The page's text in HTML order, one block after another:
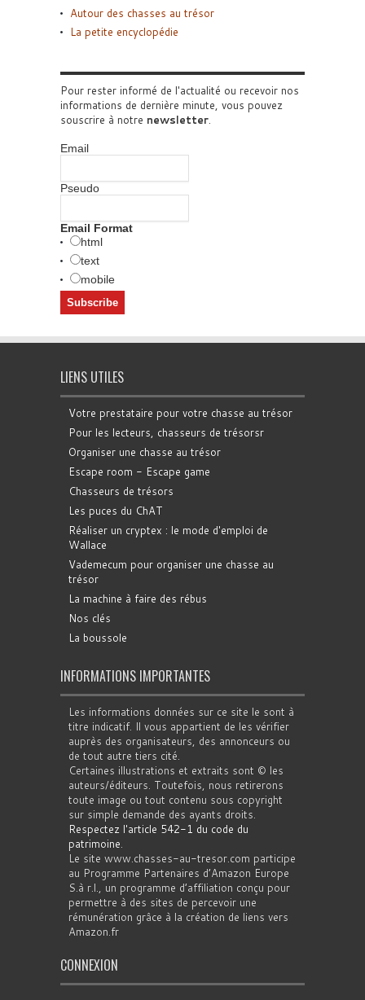
Autour des chasses au trésor
La petite encyclopédie
Pour rester informé de l'actualité ou recevoir nos
informations de dernière minute, vous pouvez
souscrire à notre newsletter.
Email
Pseudo
Email Format
html
text
mobile
LIENS UTILES
Votre prestataire pour votre chasse au trésor
Pour les lecteurs, chasseurs de trésorsr
Organiser une chasse au trésor
Escape room - Escape game
Chasseurs de trésors
Les puces du ChAT
Réaliser un cryptex : le mode d'emploi de
Wallace
Vademecum pour organiser une chasse au
trésor
La machine à faire des rébus
Nos clés
La boussole
INFORMATIONS IMPORTANTES
Les informations données sur ce site le sont à
titre indicatif. Il vous appartient de les vérifier
auprès des organisateurs, des annonceurs ou
de tout autre tiers cité.
Certaines illustrations et extraits sont © les
auteurs/éditeurs. Toutefois, nous retirerons
toute image ou tout contenu sous copyright
sur simple demande des ayants droits.
Respectez l'article 542-1 du code du
patrimoine.
Le site www.chasses-au-tresor.com participe
au Programme Partenaires d’Amazon Europe
S.à r.l., un programme d’affiliation conçu pour
permettre à des sites de percevoir une
rémunération grâce à la création de liens vers
Amazon.fr
CONNEXION